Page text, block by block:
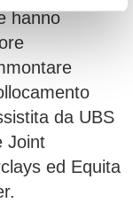
hanno
da UBS
Joint
ed Equita